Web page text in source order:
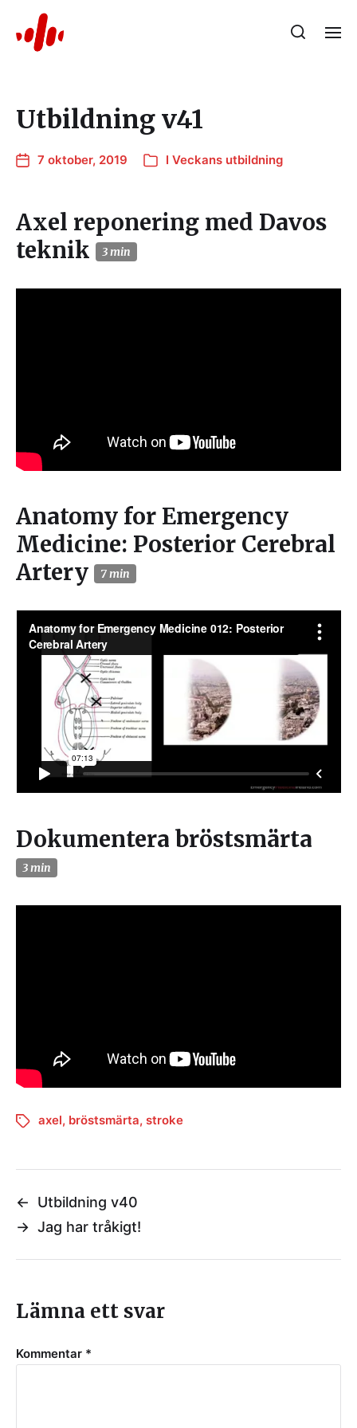
Utbildning v41
7 oktober, 2019 I Veckans utbildning
Axel reponering med Davos
teknik
3 min
Anatomy for Emergency
Medicine: Posterior Cerebral
Artery
7 min
Dokumentera bröstsmärta
3 min
axel, bröstsmärta, stroke
←
Utbildning v40
→ Jag har tråkigt!
Lämna ett svar
Kommentar *